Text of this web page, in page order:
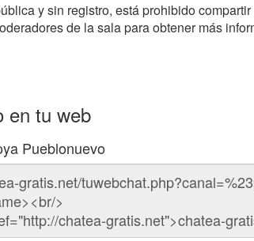
y sin registro, está prohibido
de la sala para obtener más
en tu web
Pueblonuevo